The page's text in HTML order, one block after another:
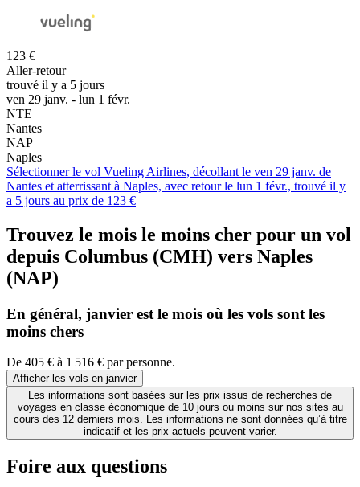
123 €
Aller-retour
trouvé il y a 5 jours
ven 29 janv. - lun 1 févr.
NTE
Nantes
NAP
Naples
Sélectionner le vol Vueling Airlines, décollant le ven 29 janv. de
Nantes et atterrissant à Naples, avec retour le lun 1 févr., trouvé il y
a 5 jours au prix de 123 €
Trouvez le mois le moins cher pour un vol
depuis Columbus (CMH) vers Naples
(NAP)
En général, janvier est le mois où les vols sont les
moins chers
De 405 € à 1 516 € par personne.
Afficher les vols en janvier
Les informations sont basées sur les prix issus de recherches de
voyages en classe économique de 10 jours ou moins sur nos sites au
cours des 12 derniers mois. Les informations ne sont données qu’à titre
indicatif et les prix actuels peuvent varier.
Foire aux questions